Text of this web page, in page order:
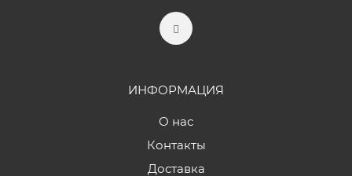
ИНФОРМАЦИЯ
О нас
Контакты
Доставка